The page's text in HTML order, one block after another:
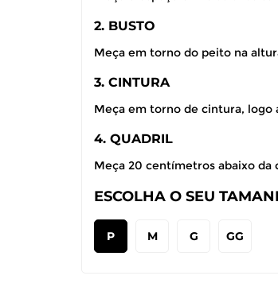
2. BUSTO
Meça em torno do peito na
3. CINTURA
Meça em torno de cintura, logo
4. QUADRIL
Meça 20 centímetros abaixo da
ESCOLHA O SEU
P M G GG